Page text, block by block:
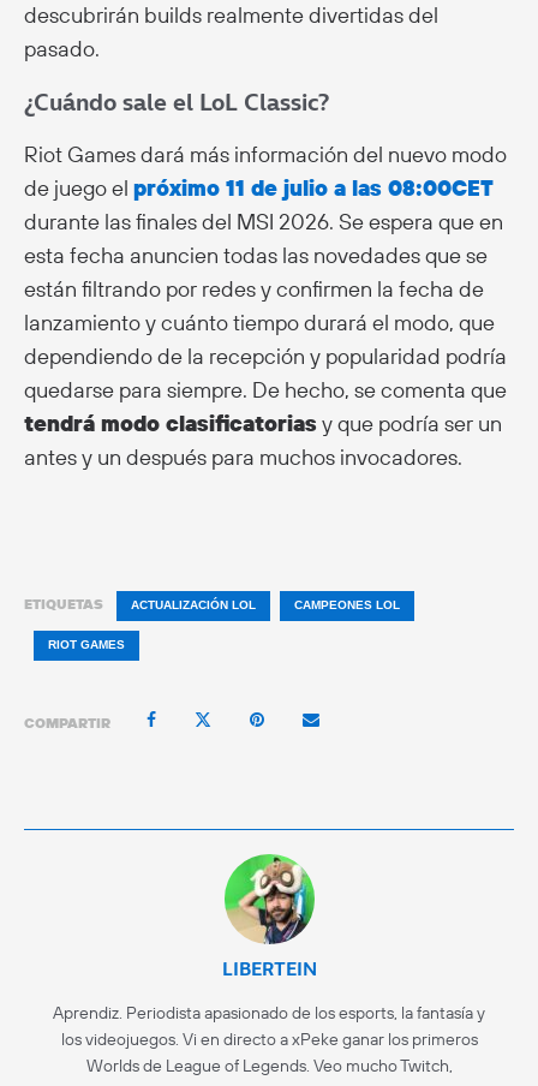
descubrirán builds realmente divertidas del
pasado.
¿Cuándo sale el LoL Classic?
Riot Games dará más información del nuevo modo
de juego el próximo 11 de julio a las 08:00CET
durante las finales del MSI 2026. Se espera que en
esta fecha anuncien todas las novedades que se
están filtrando por redes y confirmen la fecha de
lanzamiento y cuánto tiempo durará el modo, que
dependiendo de la recepción y popularidad podría
quedarse para siempre. De hecho, se comenta que
tendrá modo clasificatorias y que podría ser un
antes y un después para muchos invocadores.
ETIQUETAS ACTUALIZACIÓN LOL CAMPEONES LOL
RIOT GAMES
COMPARTIR
LIBERTEIN
Aprendiz. Periodista apasionado de los esports, la fantasía y
los videojuegos. Vi en directo a xPeke ganar los primeros
Worlds de League of Legends. Veo mucho Twitch,